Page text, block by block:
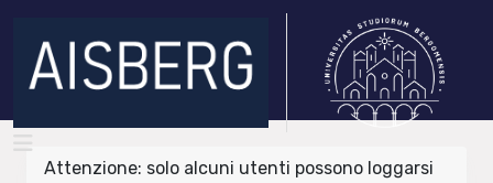
Attenzione: solo alcuni utenti possono loggarsi